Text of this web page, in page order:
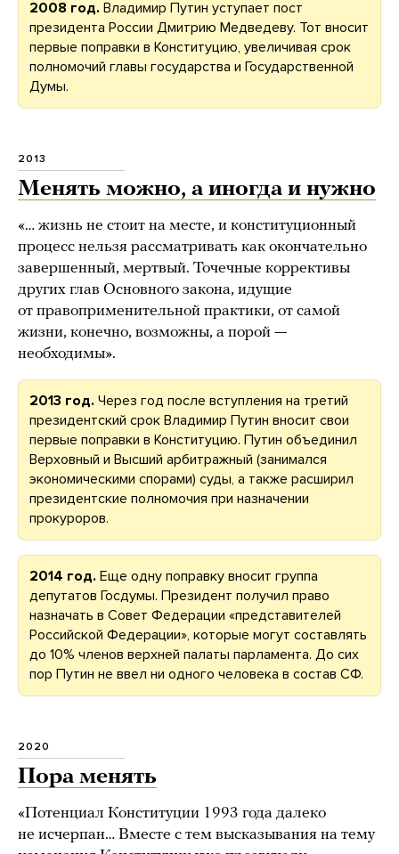
2008 год. Владимир Путин уступает пост
президента России Дмитрию Медведеву. Тот вносит
первые поправки в Конституцию, увеличивая срок
полномочий главы государства и Государственной
Думы.
2013
Менять можно, а иногда и нужно
«… жизнь не стоит на месте, и конституционный
процесс нельзя рассматривать как окончательно
завершенный, мертвый. Точечные коррективы
других глав Основного закона, идущие
от правоприменительной практики, от самой
жизни, конечно, возможны, а порой —
необходимы».
2013 год. Через год после вступления на третий
президентский срок Владимир Путин вносит свои
первые поправки в Конституцию. Путин объединил
Верховный и Высший арбитражный (занимался
экономическими спорами) суды, а также расширил
президентские полномочия при назначении
прокуроров.
2014 год. Еще одну поправку вносит группа
депутатов Госдумы. Президент получил право
назначать в Совет Федерации «представителей
Российской Федерации», которые могут составлять
до 10% членов верхней палаты парламента. До сих
пор Путин не ввел ни одного человека в состав СФ.
2020
Пора менять
«Потенциал Конституции 1993 года далеко
не исчерпан… Вместе с тем высказывания на тему